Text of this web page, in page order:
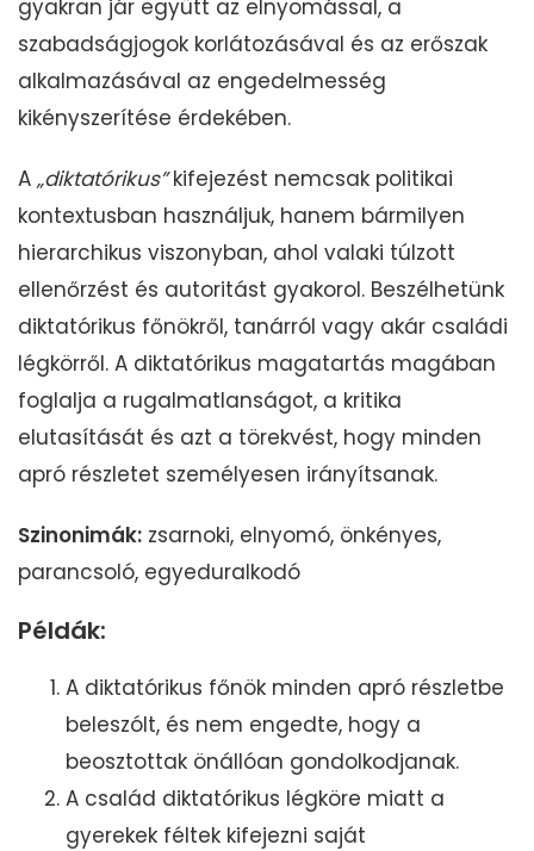
gyakran jár együtt az elnyomással, a
szabadságjogok korlátozásával és az erőszak
alkalmazásával az engedelmesség
kikényszerítése érdekében.
A „diktatórikus”kifejezést nemcsak politikai
kontextusban használjuk, hanem bármilyen
hierarchikus viszonyban, ahol valaki túlzott
ellenőrzést és autoritást gyakorol. Beszélhetünk
diktatórikus főnökről, tanárról vagy akár családi
légkörről. A diktatórikus magatartás magában
foglalja a rugalmatlanságot, a kritika
elutasítását és azt a törekvést, hogy minden
apró részletet személyesen irányítsanak.
Szinonimák: zsarnoki, elnyomó, önkényes,
parancsoló, egyeduralkodó
Példák:
A diktatórikus főnök minden apró részletbe
beleszólt, és nem engedte, hogy a
beosztottak önállóan gondolkodjanak.
A család diktatórikus légköre miatt a
gyerekek féltek kifejezni saját